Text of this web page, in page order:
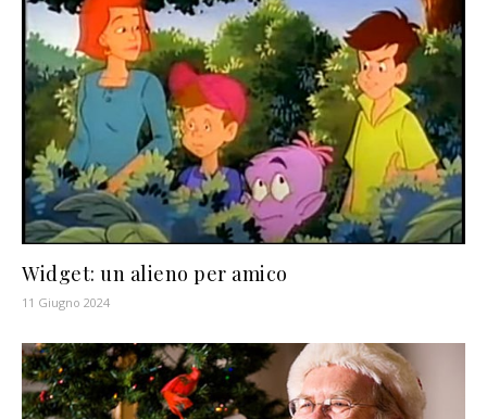
Widget: un alieno per amico
11 Giugno 2024